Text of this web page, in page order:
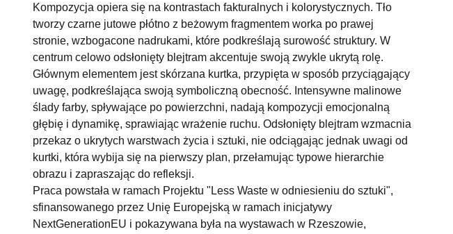
Kompozycja opiera się na kontrastach fakturalnych i kolorystycznych. Tło
tworzy czarne jutowe płótno z beżowym fragmentem worka po prawej
stronie, wzbogacone nadrukami, które podkreślają surowość struktury. W
centrum celowo odsłonięty blejtram akcentuje swoją zwykle ukrytą rolę.
Głównym elementem jest skórzana kurtka, przypięta w sposób przyciągający
uwagę, podkreślająca swoją symboliczną obecność. Intensywne malinowe
ślady farby, spływające po powierzchni, nadają kompozycji emocjonalną
głębię i dynamikę, sprawiając wrażenie ruchu. Odsłonięty blejtram wzmacnia
przekaz o ukrytych warstwach życia i sztuki, nie odciągając jednak uwagi od
kurtki, która wybija się na pierwszy plan, przełamując typowe hierarchie
obrazu i zapraszając do refleksji.
Praca powstała w ramach Projektu "Less Waste w odniesieniu do sztuki",
sfinansowanego przez Unię Europejską w ramach inicjatywy
NextGenerationEU i pokazywana była na wystawach w Rzeszowie,